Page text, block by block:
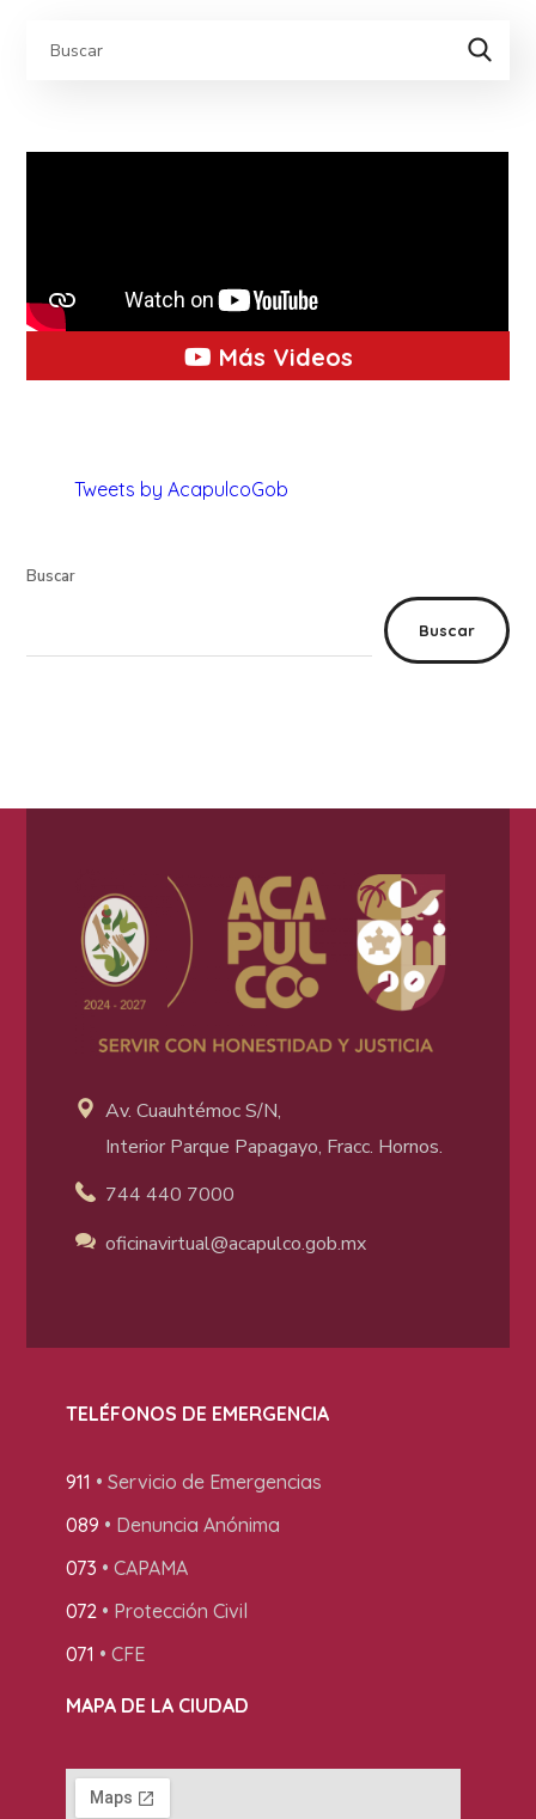
Más Videos
Tweets by AcapulcoGob
Buscar
Buscar
Av. Cuauhtémoc S/N,
Interior Parque Papagayo, Fracc. Hornos.
744 440 7000
oficinavirtual@acapulco.gob.mx
TELÉFONOS DE EMERGENCIA
911 • Servicio de Emergencias
089 • Denuncia Anónima
073 • CAPAMA
072• Protección Civil
071 • CFE
MAPA DE LA CIUDAD